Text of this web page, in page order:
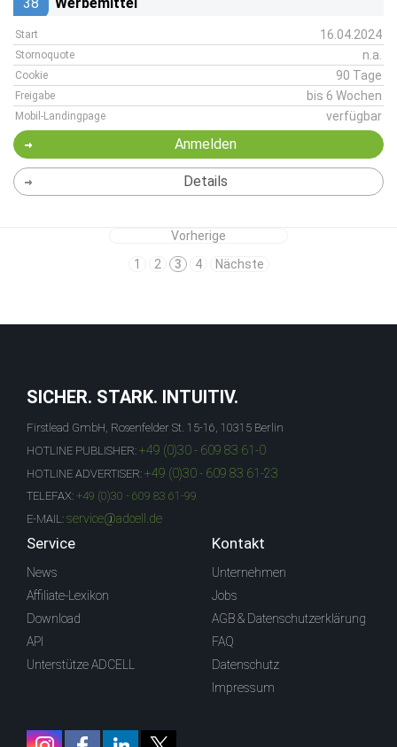
Start 16.04.2024
Stornoquote n.a.
Cookie 90 Tage
Freigabe bis 6 Wochen
Mobil-Landingpage verfügbar
Anmelden
Details
Vorherige
1
2 3 4 Nächste
SICHER. STARK. INTUITIV.
Firstlead GmbH, Rosenfelder St. 15-16, 10315 Berlin
HOTLINE PUBLISHER: +49 (0)30 - 609 83 61-0
HOTLINE ADVERTISER: +49 (0)30 - 609 83 61-23
TELEFAX: +49 (0)30 - 609 83 61-99
E-MAIL: service@adcell.de
Service
News
Affiliate-Lexikon
Download
API
Unterstütze ADCELL
Kontakt
Unternehmen
Jobs
AGB & Datenschutzerklärung
FAQ
Datenschutz
Impressum